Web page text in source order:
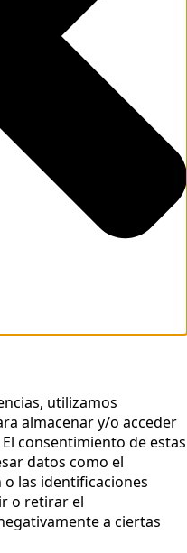
utilizamos
almacenar y/o acceder
consentimiento de estas
datos como el
las identificaciones
o retirar el
a ciertas